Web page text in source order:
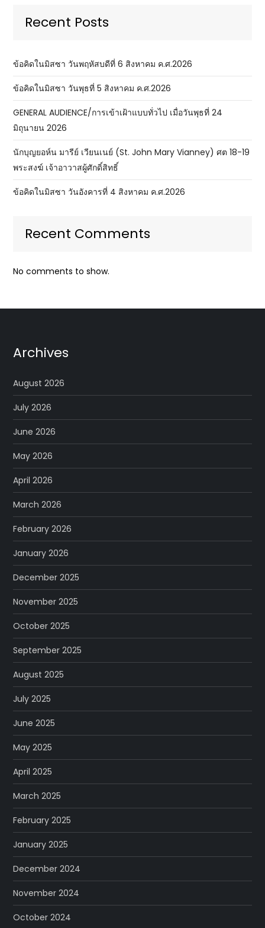
Recent Posts
ข้อคิดในมิสซา วันพฤหัสบดีที่ 6 สิงหาคม ค.ศ.2026
ข้อคิดในมิสซา วันพุธที่ 5 สิงหาคม ค.ศ.2026
GENERAL AUDIENCE/การเข้าเฝ้าแบบทั่วไป เมื่อวันพุธที่ 24
มิถุนายน 2026
นักบุญยอห์น มารีย์ เวียนเนย์ (St. John Mary Vianney) ศต 18-19
พระสงฆ์ เจ้าอาวาสผู้ศักดิ์สิทธิ์
ข้อคิดในมิสซา วันอังคารที่ 4 สิงหาคม ค.ศ.2026
Recent Comments
No comments to show.
Archives
August 2026
July 2026
June 2026
May 2026
April 2026
March 2026
February 2026
January 2026
December 2025
November 2025
October 2025
September 2025
August 2025
July 2025
June 2025
May 2025
April 2025
March 2025
February 2025
January 2025
December 2024
November 2024
October 2024